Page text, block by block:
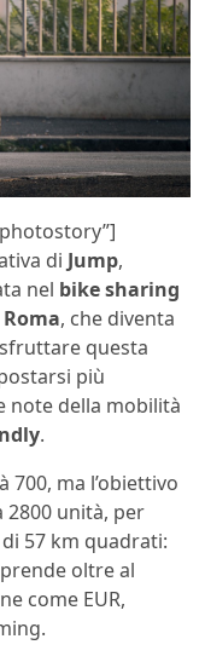
di Jump,
nel bike sharing
Roma, che diventa
questa
più
note della mobilità
.
ma l’obiettivo
unità, per
57 km quadrati:
oltre al
come EUR,